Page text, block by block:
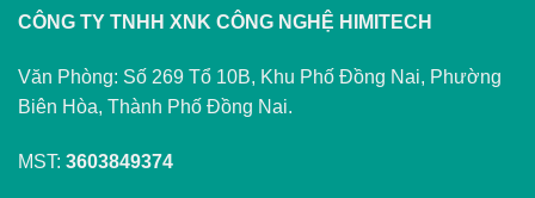
CÔNG TY TNHH XNK CÔNG NGHỆ HIMITECH
Văn Phòng: Số 269 Tổ 10B, Khu Phố Đồng Nai, Phường
Biên Hòa, Thành Phố Đồng Nai.
MST: 3603849374